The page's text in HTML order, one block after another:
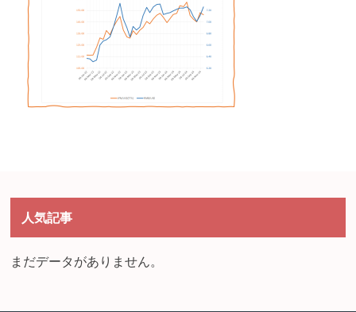
人気記事
まだデータがありません。